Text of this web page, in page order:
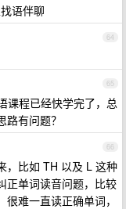
语伴聊
64
65
课程已经快学完了，总
有问题？
66
，比如 TH 以及 L 这种
正单词读音问题，比较
难一直读正确单词，